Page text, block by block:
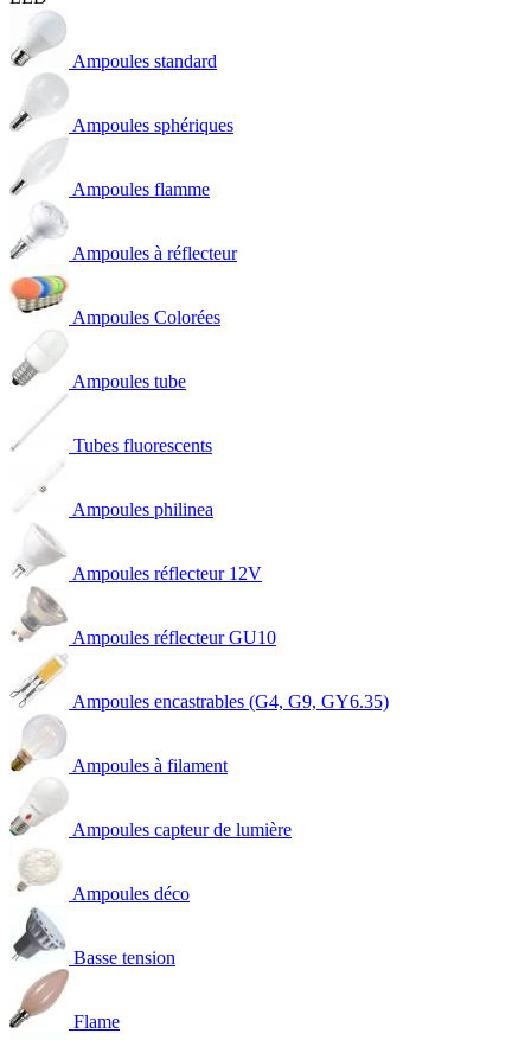
Ampoules standard
Ampoules sphériques
Ampoules flamme
Ampoules à réflecteur
Ampoules Colorées
Ampoules tube
Tubes fluorescents
Ampoules philinea
Ampoules réflecteur 12V
Ampoules réflecteur GU10
Ampoules encastrables (G4, G9, GY6.35)
Ampoules à filament
Ampoules capteur de lumière
Ampoules déco
Basse tension
Flame